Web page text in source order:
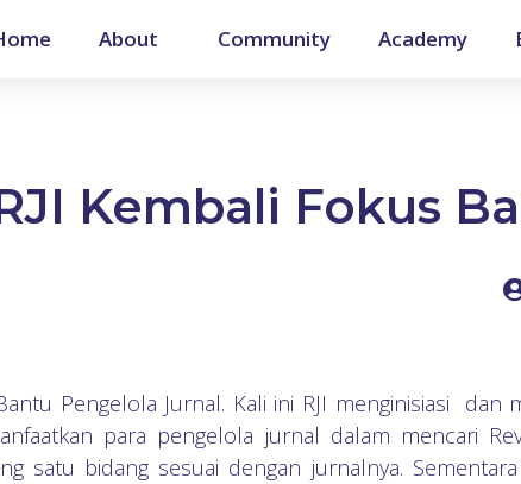
About Community Academy
Kembali Fokus
Pengelola Jurnal. Kali ini RJI menginisiasi dan
para pengelola jurnal dalam mencari
satu bidang sesuai dengan jurnalnya.